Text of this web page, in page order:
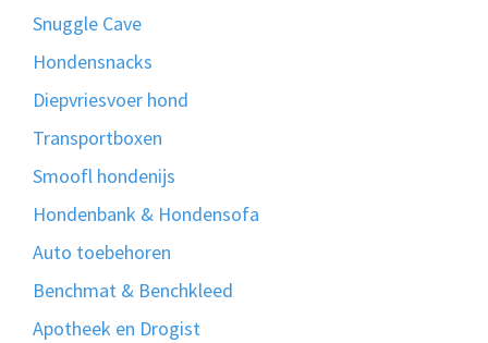
Snuggle Cave
Hondensnacks
Diepvriesvoer hond
Transportboxen
Smoofl hondenijs
Hondenbank & Hondensofa
Auto toebehoren
Benchmat & Benchkleed
Apotheek en Drogist